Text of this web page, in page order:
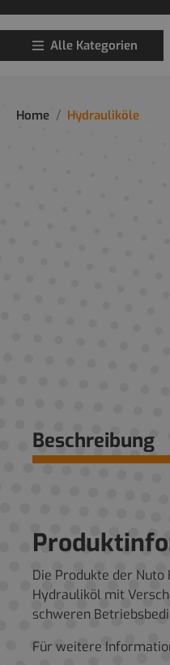
Alle Kategorien
Home Hydrauliköle
Beschreibung
Die Produkte der
Hydrauliköl mit
schweren
Für weitere